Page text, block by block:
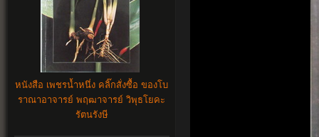
หนังสือ เพชรน้ำหนึ่ง คลิ๊กสั่งซื้อ ของโบ
ราณาอาจารย์ พฤฒาจารย์ วิพุธโยคะ
รัตนรังษี